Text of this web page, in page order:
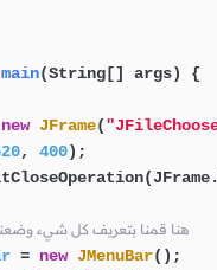
main(String[] args) {
new JFrame(
, 400
// هنا قمنا بتعريف كل شيء
= new JMenuBar();